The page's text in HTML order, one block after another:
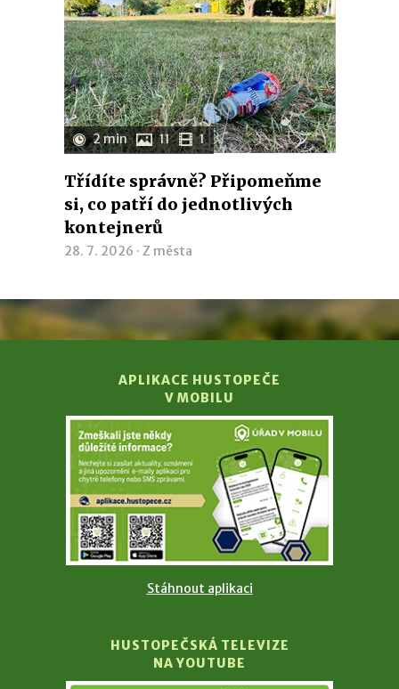
2 min 11 1
Třídíte správně? Připomeňme
si, co patří do jednotlivých
kontejnerů
28. 7. 2026 · Z města
APLIKACE HUSTOPEČE
V MOBILU
Stáhnout aplikaci
HUSTOPEČSKÁ TELEVIZE
NA YOUTUBE